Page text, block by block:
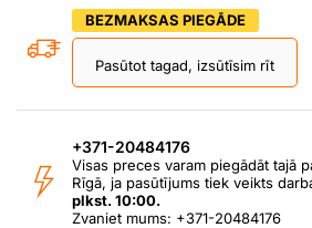
BEZMAKSAS PIEGĀDE
Pasūtot tagad, izsūtīsim rīt
+371-20484176
Visas preces varam piegādāt tajā
Rīgā, ja pasūtījums tiek veikts
plkst. 10:00.
Zvaniet mums: +371-20484176